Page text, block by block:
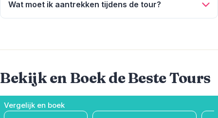
Wat moet ik aantrekken tijdens de tour?
Bekijk en Boek de Beste Tours
Vergelijk en boek